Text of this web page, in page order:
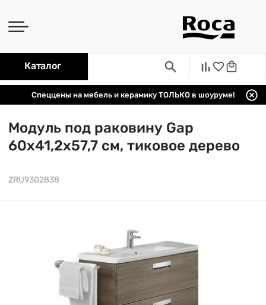
Каталог
Спеццены на мебель и керамику ТОЛЬКО в шоуруме!
Модуль под раковину Gap
60х41,2х57,7 см, тиковое дерево
ZRU9302838